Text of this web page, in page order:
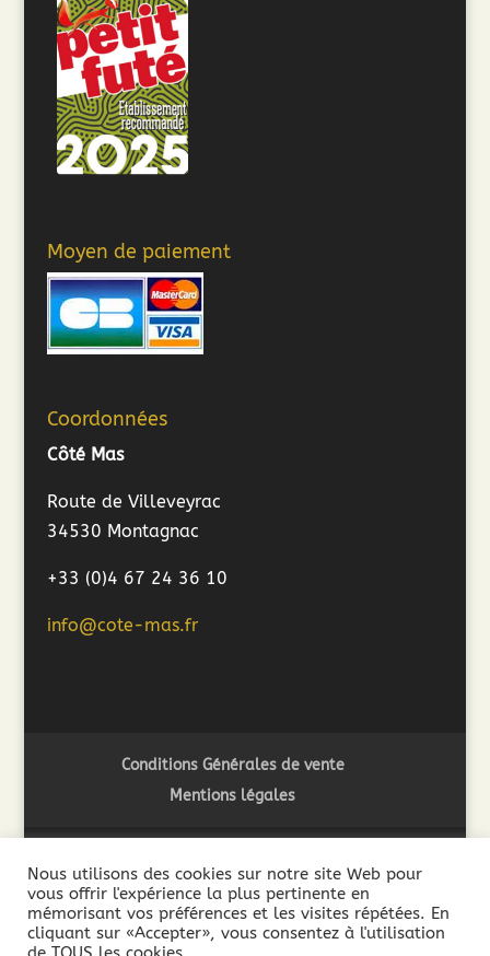
Moyen de paiement
Coordonnées
Côté Mas
Route de Villeveyrac
34530 Montagnac
+33 (0)4 67 24 36 10
info@cote-mas.fr
Conditions Générales de vente
Mentions légales
2018 ©Côté Mas - L'abus d'alcool est dangereux pour la
santé. A consommer avec modération - La vente de boissons
Nous utilisons des cookies sur notre site Web pour
vous offrir l'expérience la plus pertinente en
mémorisant vos préférences et les visites répétées. En
cliquant sur «Accepter», vous consentez à l'utilisation